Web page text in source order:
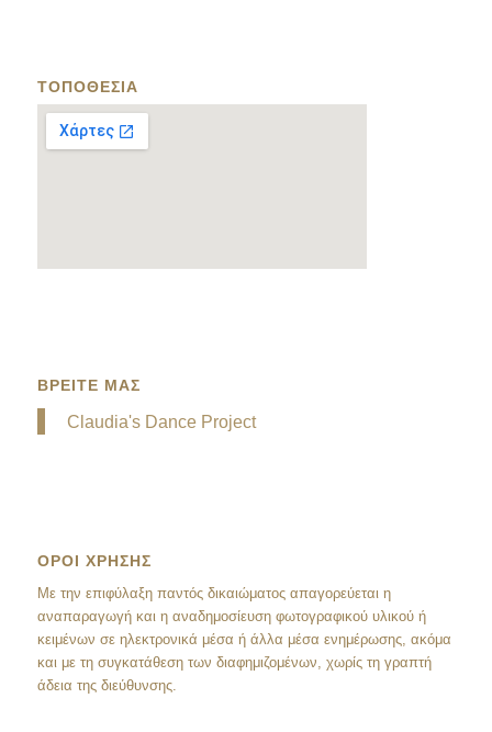
ΤΟΠΟΘΕΣΙΑ
ΒΡΕΙΤΕ ΜΑΣ
Claudia's Dance Project
ΟΡΟΙ ΧΡΗΣΗΣ
Mε την επιφύλαξη παντός δικαιώματος απαγορεύεται η
αναπαραγωγή και η αναδημοσίευση φωτογραφικού υλικού ή
κειμένων σε ηλεκτρονικά μέσα ή άλλα μέσα ενημέρωσης, ακόμα
και με τη συγκατάθεση των διαφημιζομένων, χωρίς τη γραπτή
άδεια της διεύθυνσης.